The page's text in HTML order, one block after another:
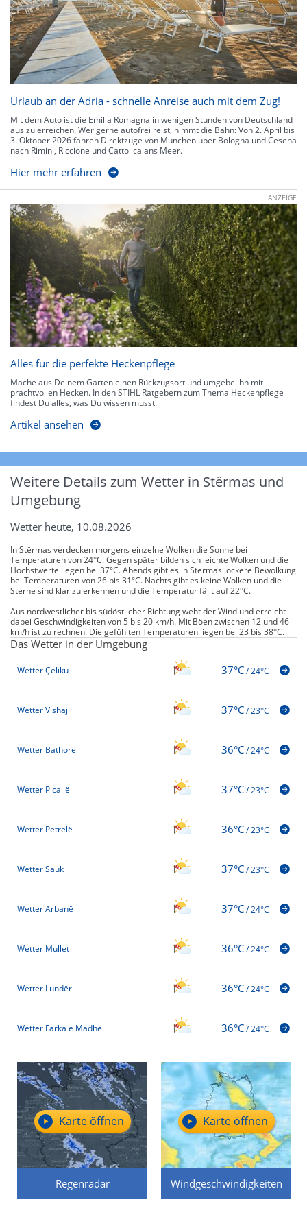
Urlaub an der Adria - schnelle Anreise auch mit dem Zug!
Mit dem Auto ist die Emilia Romagna in wenigen Stunden von Deutschland
aus zu erreichen. Wer gerne autofrei reist, nimmt die Bahn: Von 2. April bis
3. Oktober 2026 fahren Direktzüge von München über Bologna und Cesena
nach Rimini, Riccione und Cattolica ans Meer.
Hier mehr erfahren
ANZEIGE
Alles für die perfekte Heckenpflege
Mache aus Deinem Garten einen Rückzugsort und umgebe ihn mit
prachtvollen Hecken. In den STIHL Ratgebern zum Thema Heckenpflege
findest Du alles, was Du wissen musst.
Artikel ansehen
Weitere Details zum Wetter in Stërmas und
Umgebung
Wetter heute, 10.08.2026
In Stërmas verdecken morgens einzelne Wolken die Sonne bei
Temperaturen von 24°C. Gegen später bilden sich leichte Wolken und die
Höchstwerte liegen bei 37°C. Abends gibt es in Stërmas lockere Bewölkung
bei Temperaturen von 26 bis 31°C. Nachts gibt es keine Wolken und die
Sterne sind klar zu erkennen und die Temperatur fällt auf 22°C.
Aus nordwestlicher bis südöstlicher Richtung weht der Wind und erreicht
dabei Geschwindigkeiten von 5 bis 20 km/h. Mit Böen zwischen 12 und 46
km/h ist zu rechnen. Die gefühlten Temperaturen liegen bei 23 bis 38°C.
Das Wetter in der Umgebung
Wetter Çeliku 37°C/24°C
Wetter Vishaj 37°C/23°C
Wetter Bathore 36°C/24°C
Wetter Picallë 37°C/23°C
Wetter Petrelë 36°C/23°C
Wetter Sauk 37°C/23°C
Wetter Arbanë 37°C/24°C
Wetter Mullet 36°C/24°C
Wetter Lundër 36°C/24°C
Wetter Farka e Madhe 36°C/24°C
Regenradar
Karte öffnen
Windgeschwindigkeiten
Karte öffnen